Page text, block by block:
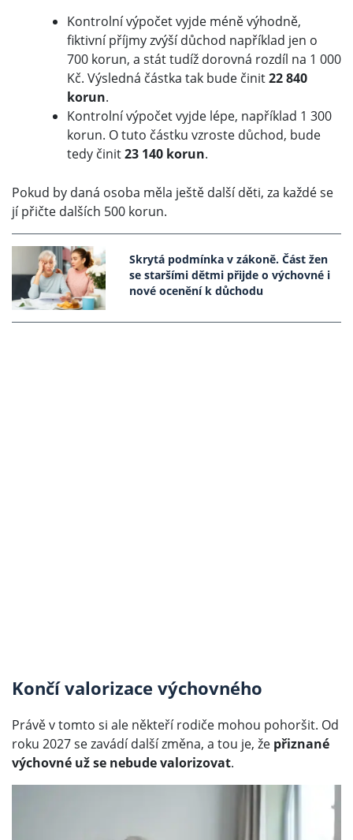
Kontrolní výpočet vyjde méně výhodně,
fiktivní příjmy zvýší důchod například jen o
700 korun, a stát tudíž dorovná rozdíl na 1 000
Kč. Výsledná částka tak bude činit22 840
korun.
Kontrolní výpočet vyjde lépe, například 1 300
korun. O tuto částku vzroste důchod, bude
tedy činit23 140 korun.
Pokud by daná osoba měla ještě další děti, za každé se
jí přičte dalších 500 korun.
Skrytá podmínka v zákoně. Část žen
se staršími dětmi přijde o výchovné i
nové ocenění k důchodu
Končí valorizace výchovného
Právě v tomto si ale někteří rodiče mohou pohoršit. Od
roku 2027 se zavádí další změna, a tou je, že přiznané
výchovné už se nebude valorizovat.